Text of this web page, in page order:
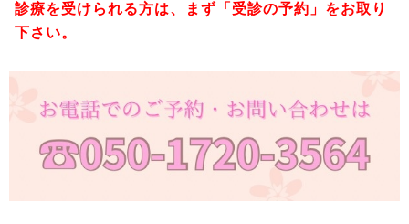
診療を受けられる方は、まず「受診の予約」をお取り
下さい。